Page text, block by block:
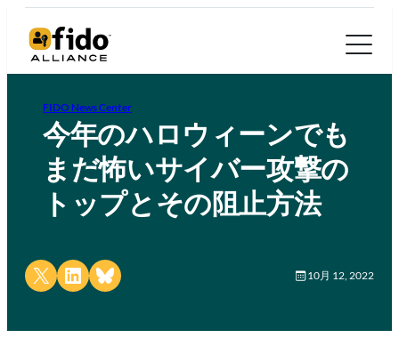
FIDO News Center
今年のハロウィーンでも
まだ怖いサイバー攻撃の
トップとその阻止方法
Share on X Share on LinkedIn
Share on Bluesky 10月 12, 2022